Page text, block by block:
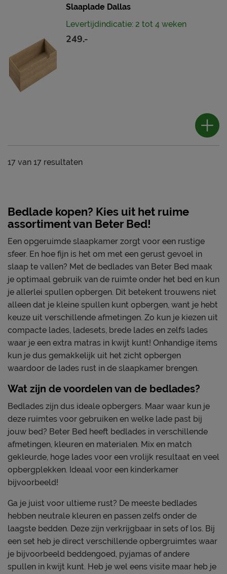
Slaaplade Dallas
Levertijdindicatie: 2 tot 4 weken
249.-
17 van 17 resultaten
Bedlade kopen? Kies uit het ruime
assortiment van Beter Bed!
Een opgeruimde slaapkamer zorgt voor een rustige
sfeer. En hoe fijn is het om met een gerust gevoel in
slaap te vallen? Met de bedlades van Beter Bed maak
je optimaal gebruik van de ruimte onder het bed en kun
je allerlei spullen opbergen. Dit betekent trouwens niet
alleen dat je kleine spullen kunt opbergen, want je hebt
keuze uit verschillende afmetingen. Zo kun je kiezen uit
compacte lades, ladesets, brede lades en zelfs lades
waar je een extra matras in kwijt kunt! Onhandige items
kun je dus gemakkelijk uit het zicht opbergen
waardoor de lades rust in de slaapkamer brengen.
Wat zijn de voordelen van de bedlades?
Bedlades zijn dus ideale opbergers. Maar waar kun je
deze ruimtes voor gebruiken en welke lade past bij
jouw bed? Beter Bed heeft bedlades in verschillende
afmetingen, kleuren en materialen. Mix en match
gekleurde, hoge lades voor een vrolijk resultaat en veel
opbergplekken. Ideaal voor een kinderkamer
bijvoorbeeld!
Ga je juist voor ultieme rust? De meeste bedlades
hebben neutrale kleuren en passen zelfs onder de
laagste bedden. Deze zijn verkrijgbaar in sets of los. Bij
een set heb je direct verschillende opbergruimtes waar
je bijvoorbeeld beddengoed, pyjamas of andere
spullen in kwijt kunt. Heb je wel eens visite maar heb je